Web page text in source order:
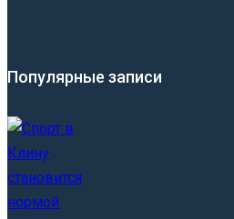
Популярные записи